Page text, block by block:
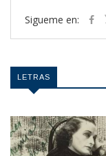
Sigueme en:
LETRAS